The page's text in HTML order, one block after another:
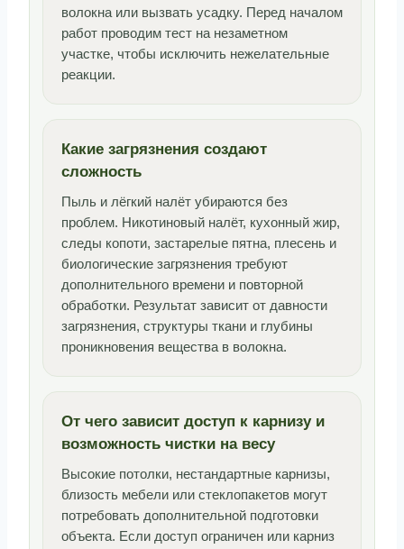
волокна или вызвать усадку. Перед началом
работ проводим тест на незаметном
участке, чтобы исключить нежелательные
реакции.
Какие загрязнения создают
сложность
Пыль и лёгкий налёт убираются без
проблем. Никотиновый налёт, кухонный жир,
следы копоти, застарелые пятна, плесень и
биологические загрязнения требуют
дополнительного времени и повторной
обработки. Результат зависит от давности
загрязнения, структуры ткани и глубины
проникновения вещества в волокна.
От чего зависит доступ к карнизу и
возможность чистки на весу
Высокие потолки, нестандартные карнизы,
близость мебели или стеклопакетов могут
потребовать дополнительной подготовки
объекта. Если доступ ограничен или карниз